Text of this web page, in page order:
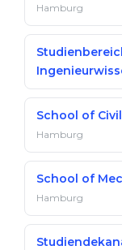
Hamburg
School of
Hamburg
School of
Hamburg